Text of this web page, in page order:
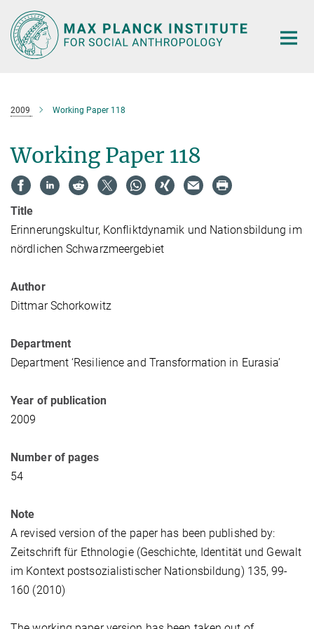
Main-
Content
2009 Working Paper 118
Working Paper 118
Title
Erinnerungskultur, Konfliktdynamik und Nationsbildung im
nördlichen Schwarzmeergebiet
Author
Dittmar Schorkowitz
Department
Department ‘Resilience and Transformation in Eurasia’
Year of publication
2009
Number of pages
54
Note
A revised version of the paper has been published by:
Zeitschrift für Ethnologie (Geschichte, Identität und Gewalt
im Kontext postsozialistischer Nationsbildung) 135, 99-
160 (2010)